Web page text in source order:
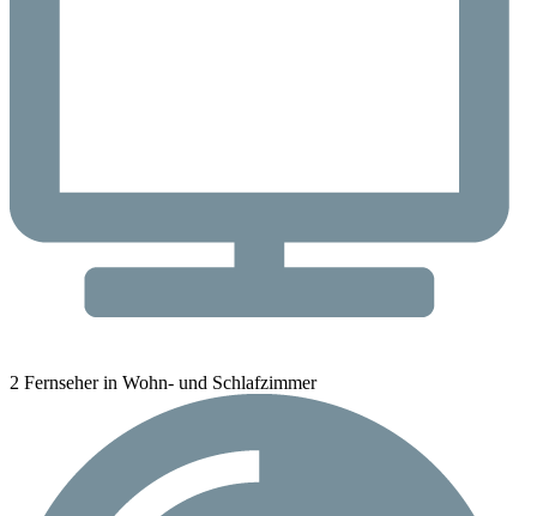
2 Fernseher in Wohn- und Schlafzimmer